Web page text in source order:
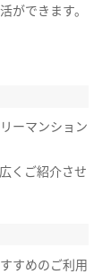
ができます。
ーマンション
くご紹介させ
すめのご利用